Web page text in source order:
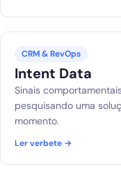
CRM & RevOps
Intent Data
Sinais
pesquisando uma
momento.
Ler verbete →